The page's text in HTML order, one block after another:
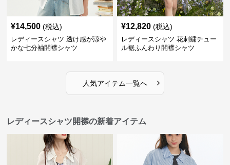
¥14,500 (税込)
レディースシャツ 透け感が涼や
かな七分袖開襟シャツ
¥12,820 (税込)
レディースシャツ 花刺繍チュー
ル裾ふんわり開襟シャツ
人気アイテム一覧へ ›
レディースシャツ開襟の新着アイテム